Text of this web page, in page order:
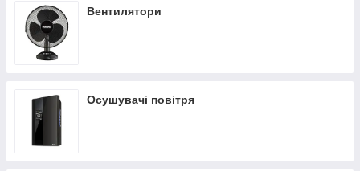
Теплові завіси
Вентилятори
Осушувачі повітря